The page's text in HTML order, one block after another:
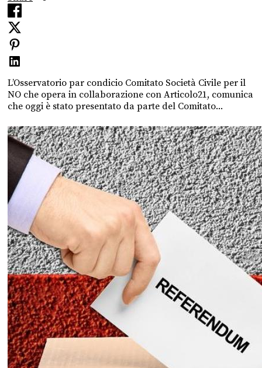
L’Osservatorio par condicio Comitato Società Civile per il
NO che opera in collaborazione con Articolo21, comunica
che oggi è stato presentato da parte del Comitato...